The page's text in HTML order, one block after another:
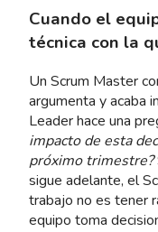
Cuando el
técnica con la
Un Scrum Master
argumenta y acaba
Leader hace una
impacto de esta
próximo trimestre?
sigue adelante, el
trabajo no es tener
equipo toma